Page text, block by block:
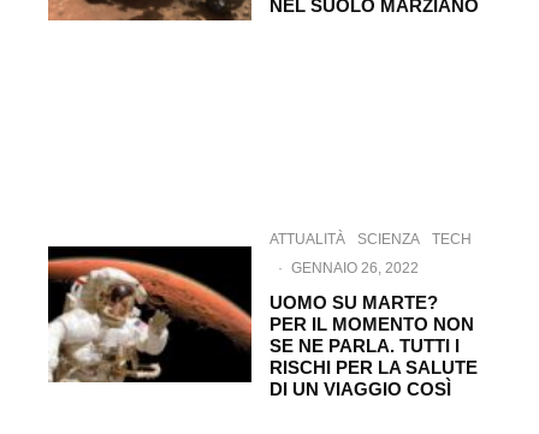
NEL SUOLO MARZIANO
ATTUALITÀ SCIENZA
TECH
· GENNAIO 26, 2022
UOMO SU MARTE?
PER IL MOMENTO NON
SE NE PARLA. TUTTI I
RISCHI PER LA SALUTE
DI UN VIAGGIO COSÌ